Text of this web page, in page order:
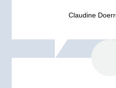
Claudine